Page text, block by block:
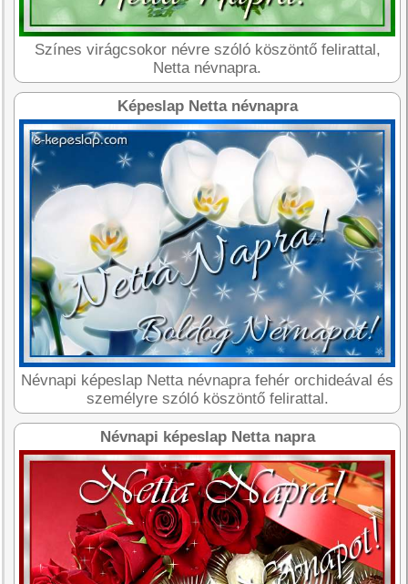
Színes virágcsokor névre szóló köszöntő felirattal,
Netta névnapra.
Képeslap Netta névnapra
Névnapi képeslap Netta névnapra fehér orchideával és
személyre szóló köszöntő felirattal.
Névnapi képeslap Netta napra